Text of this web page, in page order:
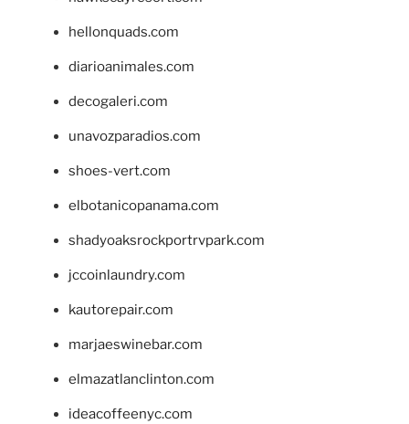
hellonquads.com
diarioanimales.com
decogaleri.com
unavozparadios.com
shoes-vert.com
elbotanicopanama.com
shadyoaksrockportrvpark.com
jccoinlaundry.com
kautorepair.com
marjaeswinebar.com
elmazatlanclinton.com
ideacoffeenyc.com